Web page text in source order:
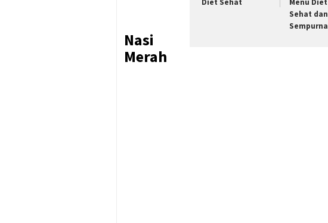
Nasi
Merah
Diet Sehat
Menu Diet
Sehat dan
Sempurna